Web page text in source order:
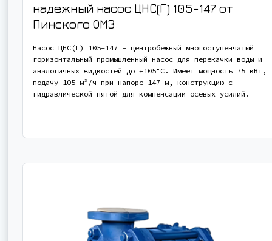
надежный насос ЦНС(Г) 105-147 от
Пинского ОМЗ
Насос ЦНС(Г) 105-147 - центробежный многоступенчатый
горизонтальный промышленный насос для перекачки воды и
аналогичных жидкостей до +105°С. Имеет мощность 75 кВт,
подачу 105 м³/ч при напоре 147 м, конструкцию с
гидравлической пятой для компенсации осевых усилий.